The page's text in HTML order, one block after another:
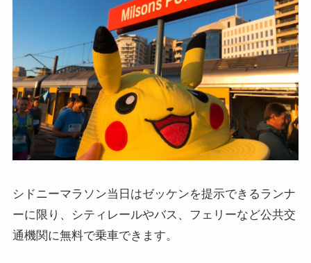
シドニーマラソン当日はゼッケンを提示できるランナ
ーに限り、シティレールやバス、フェリーなど公共交
通機関に無料で乗車できます。